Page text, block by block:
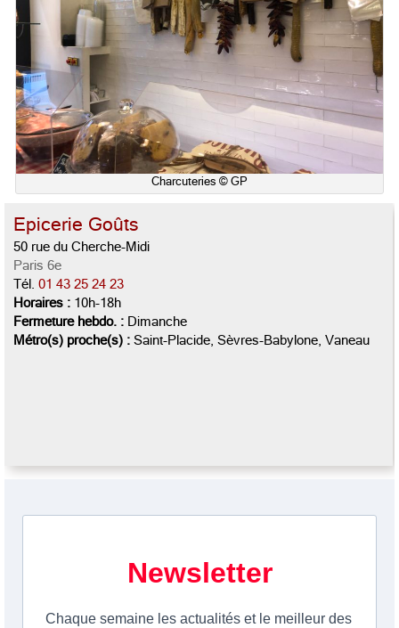
Charcuteries © GP
Epicerie Goûts
50 rue du Cherche-Midi
Paris 6e
Tél. 01 43 25 24 23
Horaires : 10h-18h
Fermeture hebdo. : Dimanche
Métro(s) proche(s) : Saint-Placide, Sèvres-Babylone, Vaneau